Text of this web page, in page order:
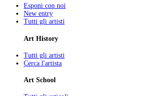
Esponi con noi
New entry
Tutti gli artisti
Art History
Tutti gli artisti
Cerca l'artista
Art School